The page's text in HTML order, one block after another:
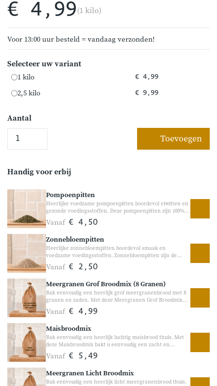
€ 4,99(1 kilo)
Voor 13:00 uur besteld = vandaag verzonden!
Selecteer uw variant
1 kilo € 4,99
2,5 kilo € 9,99
Aantal
Toevoegen
Handig voor erbij
Pompoenpitten
Heerlijke voedzame pompoenpitten boordevol eiwitten en
gezonde voedingsstoffen. Deze pompoenpitten zijn 100%
natuurlijk en heerlijk als toevoeging aan yoghurt, salades,
brood of bakrecepten. Dankzij hun volle, nootachtige
zowel ontbijt als koken en bakken.
Vanaf € 4,50
Zonnebloempitten
Heerlijke zonnebloempitten boordevol smaak en
voedzame voedingsstoffen. Zonnebloempitten zijn de
zaden van de zonnebloem en hebben een volle, licht
nootachtige smaak. Ze zijn heerlijk in yoghurt, salades,
tussendoortje.
Vanaf € 2,50
Meergranen Grof Broodmix (8 Granen)
Bak eenvoudig een heerlijk grof meergranenbrood met 8
granen en zaden. Met deze Meergranen Grof Broodmix
bakt u eenvoudig een stevig en smaakvol brood met
verschillende granen, lijnzaad en zonnebloempitten. De
zonder onnodige toevoegingen. Perfect voor liefhebbers
van ambachtelijk en voedzaam brood. Geschikt voor zowel
de broodbakmachine als handmatig bakken.
Vanaf € 4,99
Maisbroodmix
Bak eenvoudig een heerlijk luchtig maisbrood thuis. Met
deze Maisbroodmix bakt u eenvoudig een zacht en
smaakvol brood met een herkenbare gele maiskleur. Door
de toevoeging van mais en zonnebloempitten krijgt het
ontbijt, lunch of bij een kom soep. Geschikt voor zowel de
broodbakmachine als handmatig bakken.
Vanaf € 5,49
Meergranen Licht Broodmix
Bak eenvoudig een heerlijk licht meergranenbrood thuis.